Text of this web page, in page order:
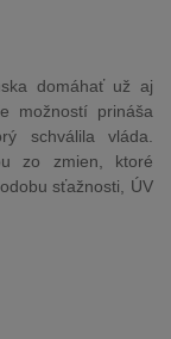
domáhať už aj
možností prináša
schválila vláda.
zo zmien, ktoré
sťažnosti, ÚV